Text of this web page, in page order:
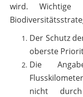
wird. Wichtige
Der Schutz
oberste
Die
nicht durch